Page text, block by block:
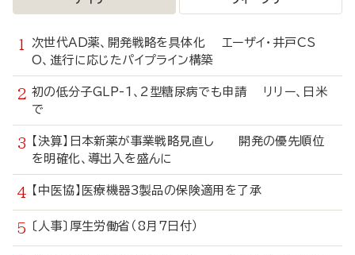
次世代AD薬、開発戦略を具体化 エーザイ・井戸CS
O、進行に応じたパイプライン構築
初の低分子GLP-1、2型糖尿病でも申請 リリー、日米
で
【決算】日本新薬が事業戦略見直し 開発の優先順位
を明確化、導出入を盛んに
【中医協】医療機器3製品の保険適用を了承
〔人事〕厚生労働省（8月7日付）